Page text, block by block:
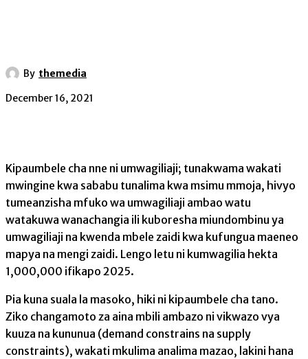
By themedia
December 16, 2021
Kipaumbele cha nne ni umwagiliaji; tunakwama wakati
mwingine kwa sababu tunalima kwa msimu mmoja, hivyo
tumeanzisha mfuko wa umwagiliaji ambao watu
watakuwa wanachangia ili kuboresha miundombinu ya
umwagiliaji na kwenda mbele zaidi kwa kufungua maeneo
mapya na mengi zaidi. Lengo letu ni kumwagilia hekta
1,000,000 ifikapo 2025.
Pia kuna suala la masoko, hiki ni kipaumbele cha tano.
Ziko changamoto za aina mbili ambazo ni vikwazo vya
kuuza na kununua (demand constrains na supply
constraints), wakati mkulima analima mazao, lakini hana